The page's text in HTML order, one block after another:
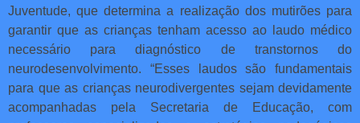
Juventude, que determina a realização dos mutirões para
garantir que as crianças tenham acesso ao laudo médico
necessário para diagnóstico de transtornos do
neurodesenvolvimento. “Esses laudos são fundamentais
para que as crianças neurodivergentes sejam devidamente
acompanhadas pela Secretaria de Educação, com